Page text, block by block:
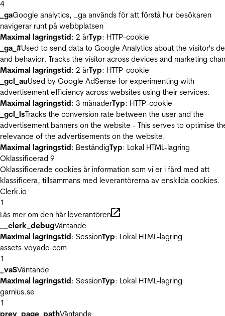
4
_gaGoogle analytics, _ga används för att förstå hur besökaren
navigerar runt på webbplatsen
Maximal lagringstid: 2 årTyp: HTTP-cookie
_ga_#Used to send data to Google Analytics about the visitor's
and behavior. Tracks the visitor across devices and marketing
Maximal lagringstid: 2 årTyp: HTTP-cookie
_gcl_auUsed by Google AdSense for experimenting with
advertisement efficiency across websites using their services.
Maximal lagringstid: 3 månaderTyp: HTTP-cookie
_gcl_lsTracks the conversion rate between the user and the
advertisement banners on the website - This serves to optimise
relevance of the advertisements on the website.
Maximal lagringstid: BeständigTyp: Lokal HTML-lagring
Oklassificerad 9
Oklassificerade cookies är information som vi er i färd med att
klassificera, tillsammans med leverantörerna av enskilda cookies.
Clerk.io
1
Läs mer om den här leverantören
__clerk_debugVäntande
Maximal lagringstid: SessionTyp: Lokal HTML-lagring
assets.voyado.com
1
_vaSVäntande
Maximal lagringstid: SessionTyp: Lokal HTML-lagring
garnius.se
1
prev_page_pathVäntande